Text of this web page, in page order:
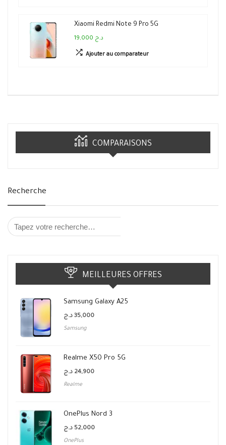
Xiaomi Redmi Note 9 Pro 5G
19,000 د.ج
Ajouter au comparateur
COMPARAISONS
Recherche
MEILLEURES OFFRES
Samsung Galaxy A25
35,000 د.ج
Samsung
Realme X50 Pro 5G
24,900 د.ج
Realme
OnePlus Nord 3
52,000 د.ج
OnePlus